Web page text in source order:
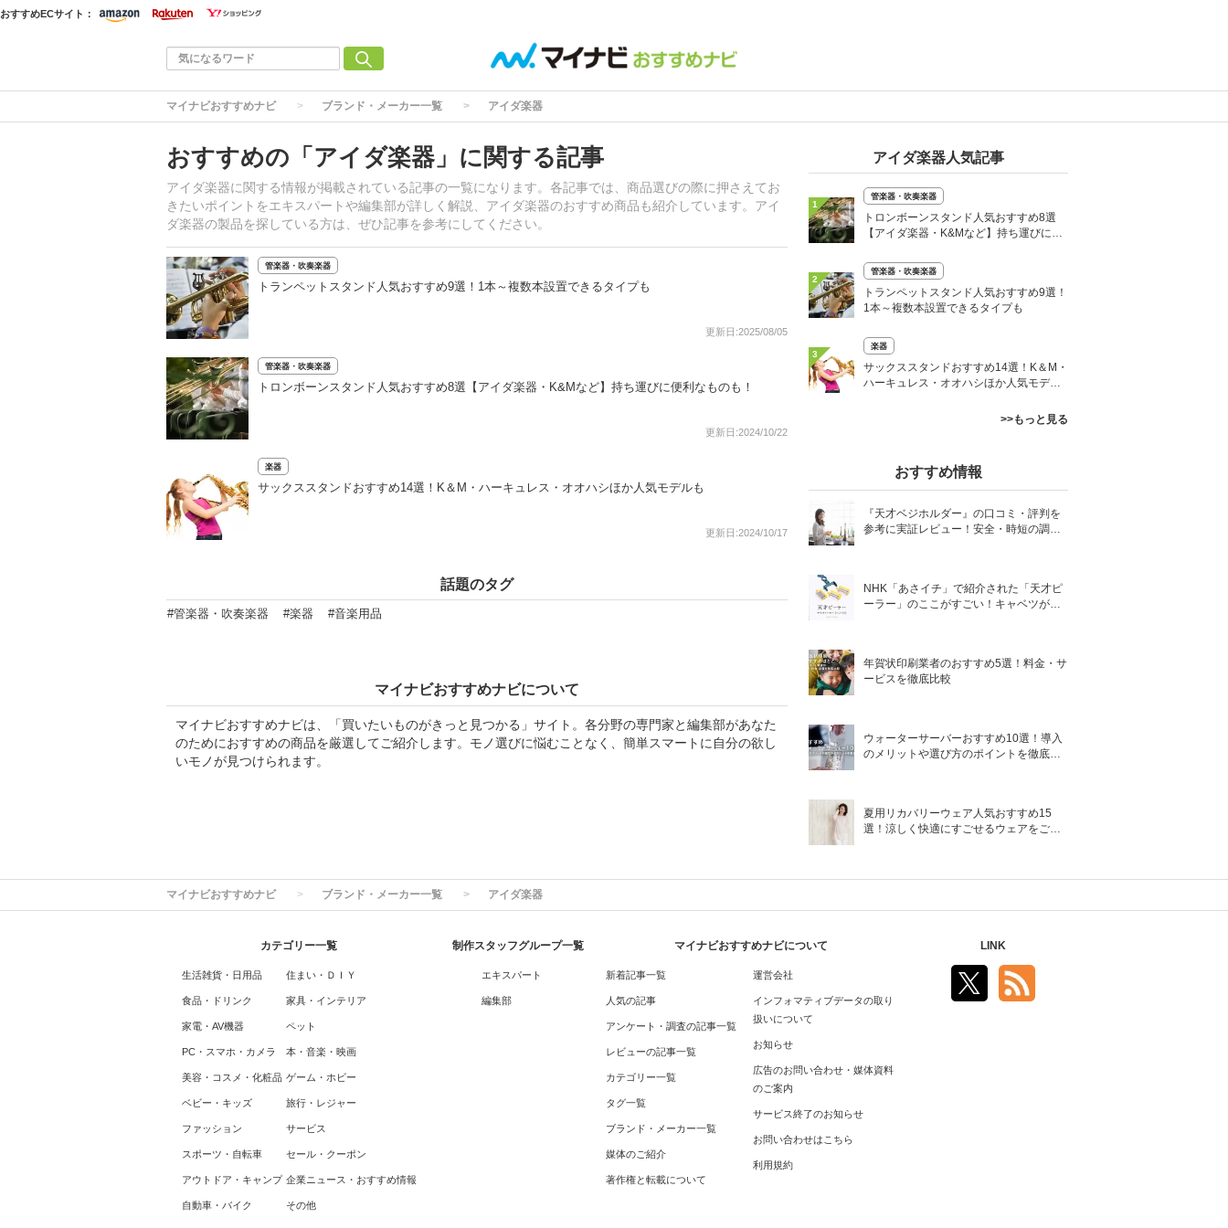
おすすめECサイト：
マイナビおすすめナビ ブランド・メーカー一覧 アイダ楽器
おすすめの「アイダ楽器」に関する記事
アイダ楽器に関する情報が掲載されている記事の一覧になります。各記事では、商品選びの際に押さえてお
きたいポイントをエキスパートや編集部が詳しく解説、アイダ楽器のおすすめ商品も紹介しています。アイ
ダ楽器の製品を探している方は、ぜひ記事を参考にしてください。
管楽器・吹奏楽器
トランペットスタンド人気おすすめ9選！1本～複数本設置できるタイプも
更新日:2025/08/05
管楽器・吹奏楽器
トロンボーンスタンド人気おすすめ8選【アイダ楽器・K&Mなど】持ち運びに便利なものも！
更新日:2024/10/22
楽器
サックススタンドおすすめ14選！K＆M・ハーキュレス・オオハシほか人気モデルも
更新日:2024/10/17
話題のタグ
#管楽器・吹奏楽器 #楽器 #音楽用品
マイナビおすすめナビについて
マイナビおすすめナビは、「買いたいものがきっと見つかる」サイト。各分野の専門家と編集部があなた
のためにおすすめの商品を厳選してご紹介します。モノ選びに悩むことなく、簡単スマートに自分の欲し
いモノが見つけられます。
アイダ楽器人気記事
1
管楽器・吹奏楽器
トロンボーンスタンド人気おすすめ8選
【アイダ楽器・K&Mなど】持ち運びに便
2
管楽器・吹奏楽器
トランペットスタンド人気おすすめ9選！
1本～複数本設置できるタイプも
3
楽器
サックススタンドおすすめ14選！K＆M・
ハーキュレス・オオハシほか人気モデル
>>もっと見る
おすすめ情報
『天才ベジホルダー』の口コミ・評判を
参考に実証レビュー！安全・時短の調理
NHK「あさイチ」で紹介された「天才ピ
ーラー」のここがすごい！キャベツがほ
年賀状印刷業者のおすすめ5選！料金・サ
ービスを徹底比較
ウォーターサーバーおすすめ10選！導入
のメリットや選び方のポイントを徹底解
夏用リカバリーウェア人気おすすめ15
選！涼しく快適にすごせるウェアをご紹
マイナビおすすめナビ ブランド・メーカー一覧 アイダ楽器
カテゴリー一覧
生活雑貨・日用品
食品・ドリンク
家電・AV機器
PC・スマホ・カメラ
美容・コスメ・化粧品
ベビー・キッズ
ファッション
スポーツ・自転車
アウトドア・キャンプ
自動車・バイク
住まい・ＤＩＹ
家具・インテリア
ペット
本・音楽・映画
ゲーム・ホビー
旅行・レジャー
サービス
セール・クーポン
企業ニュース・おすすめ情報
その他
制作スタッフグループ一覧
エキスパート
編集部
マイナビおすすめナビについて
新着記事一覧
人気の記事
アンケート・調査の記事一覧
レビューの記事一覧
カテゴリー一覧
タグ一覧
ブランド・メーカー一覧
媒体のご紹介
著作権と転載について
運営会社
インフォマティブデータの取り
扱いについて
お知らせ
広告のお問い合わせ・媒体資料
のご案内
サービス終了のお知らせ
お問い合わせはこちら
利用規約
LINK